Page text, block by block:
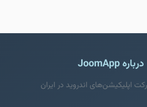
درباره JoomApp
اپلیکیشن‌های اندروید در ایران